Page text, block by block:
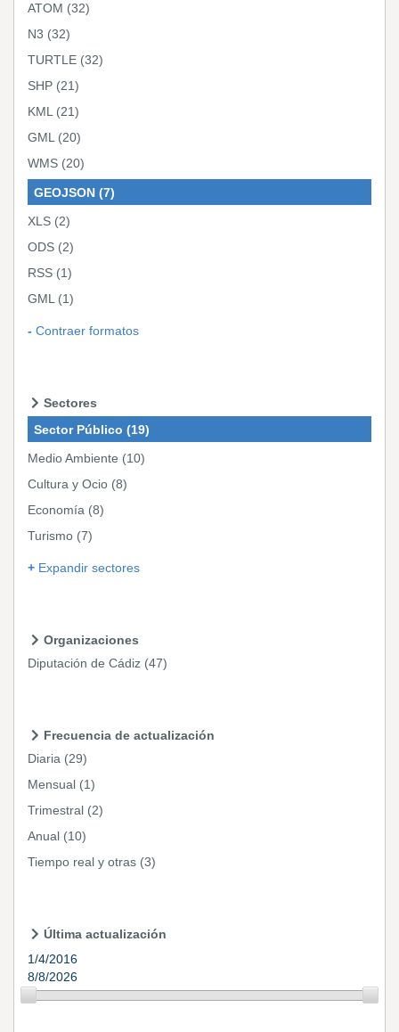
ATOM (32)
N3 (32)
TURTLE (32)
SHP (21)
KML (21)
GML (20)
WMS (20)
GEOJSON (7)
XLS (2)
ODS (2)
RSS (1)
GML (1)
Contraer formatos
Sectores
Sector Público (19)
Medio Ambiente (10)
Cultura y Ocio (8)
Economía (8)
Turismo (7)
Expandir sectores
Organizaciones
Diputación de Cádiz (47)
Frecuencia de actualización
Diaria (29)
Mensual (1)
Trimestral (2)
Anual (10)
Tiempo real y otras (3)
Última actualización
1/4/2016
8/8/2026